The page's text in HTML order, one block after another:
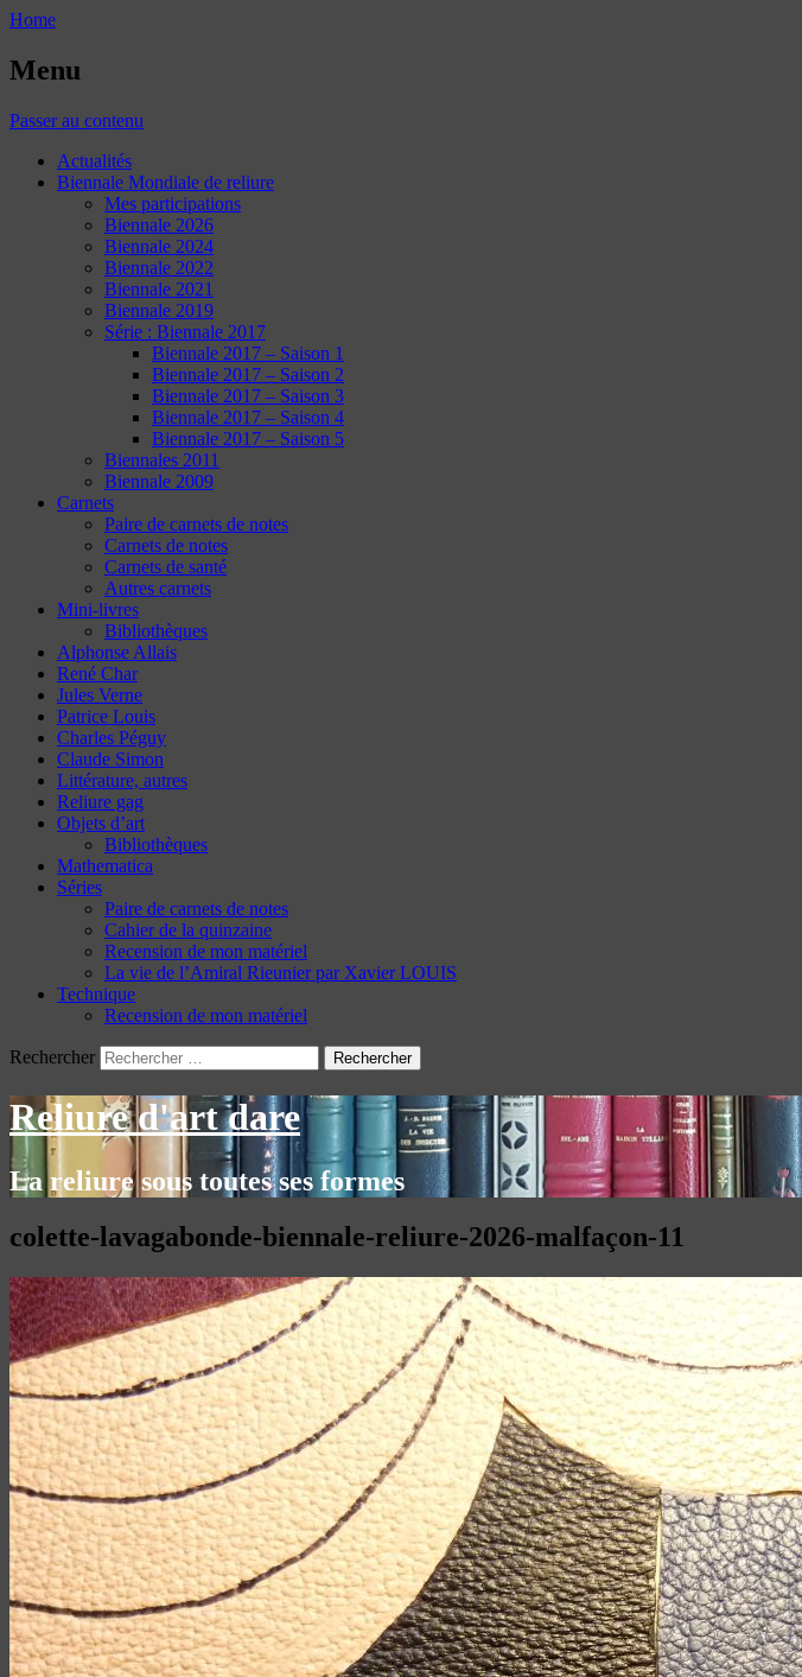
Home
Menu
Passer au contenu
Actualités
Biennale Mondiale de reliure
Mes participations
Biennale 2026
Biennale 2024
Biennale 2022
Biennale 2021
Biennale 2019
Série : Biennale 2017
Biennale 2017 – Saison 1
Biennale 2017 – Saison 2
Biennale 2017 – Saison 3
Biennale 2017 – Saison 4
Biennale 2017 – Saison 5
Biennales 2011
Biennale 2009
Carnets
Paire de carnets de notes
Carnets de notes
Carnets de santé
Autres carnets
Mini-livres
Bibliothèques
Alphonse Allais
René Char
Jules Verne
Patrice Louis
Charles Péguy
Claude Simon
Littérature, autres
Reliure gag
Objets d’art
Bibliothèques
Mathematica
Séries
Paire de carnets de notes
Cahier de la quinzaine
Recension de mon matériel
La vie de l’Amiral Rieunier par Xavier LOUIS
Technique
Recension de mon matériel
Rechercher
Reliure d'art dare
La reliure sous toutes ses formes
colette-lavagabonde-biennale-reliure-2026-malfaçon-11